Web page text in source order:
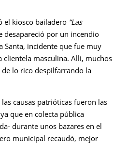
el kiosco bailadero “Las
desapareció por un incendio
Santa, incidente que fue muy
clientela masculina. Allí, muchos
lo rico despilfarrando la
causas patrióticas fueron las
que en colecta pública
durante unos bazares en el
municipal recaudó, mejor